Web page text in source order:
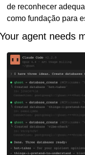
de reconhecer
como fundação para
Your agent needs